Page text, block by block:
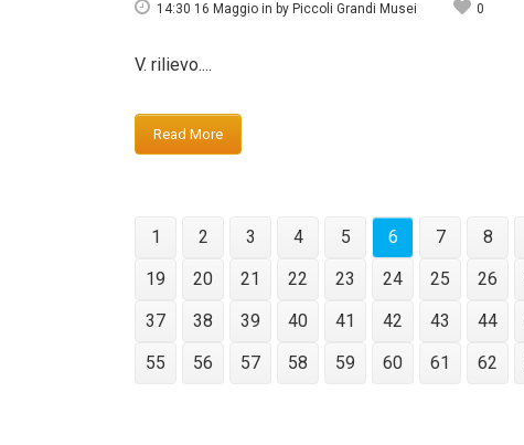
14:30 16 Maggio in by Piccoli Grandi Musei 0
V. rilievo....
Read More
1 2 3 4 5 6 7 8
19
20 21 22 23 24 25 26
37
38 39 40 41 42 43 44
55
56 57 58 59 60 61 62